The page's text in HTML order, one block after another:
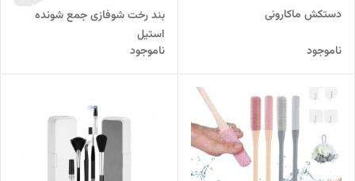
دستکش ماکارونی
ناموجود
بند رخت شوفازی جمع شونده
استیل
ناموجود